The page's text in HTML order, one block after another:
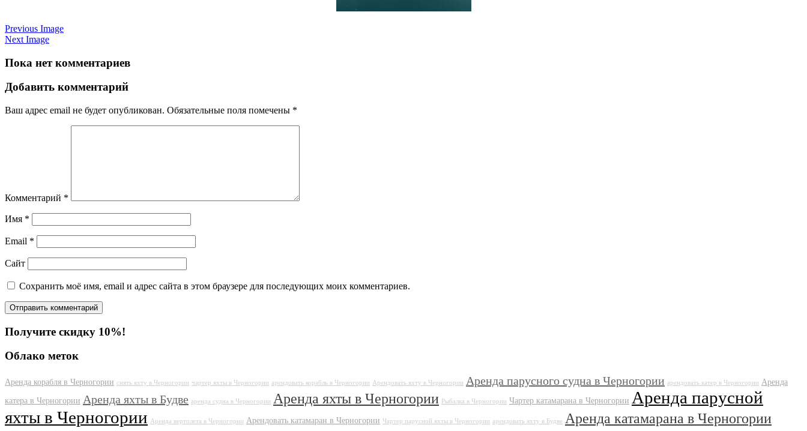
Previous Image
Next Image
Пока нет комментариев
Добавить комментарий
Ваш адрес email не будет опубликован. Обязательные поля помечены *
Комментарий *
Имя *
Email *
Сайт
Сохранить моё имя, email и адрес сайта в этом браузере для последующих моих комментариев.
Получите скидку 10%!
Облако меток
Аренда корабля в Черногории снять яхту в Черногории чартер яхты в Черногории арендовать корабль в Черногории Арендовать яхту в Черногории Аренда парусного судна в Черногории арендовать катер в Черногории Аренда
катера в Черногории Аренда яхты в Будве аренда судна в Черногории Аренда яхты в Черногории Рыбалка в Черногории Чартер катамарана в Черногории Аренда парусной
яхты в Черногории Аренда вертолета в Черногории Арендовать катамаран в Черногории Чартер парусной яхты в Черногории арендовать яхту в Будве Аренда катамарана в Черногории